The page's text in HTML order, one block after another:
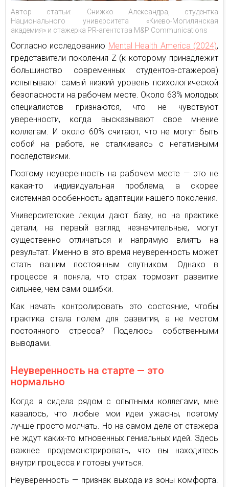
Автор статьи: Снижко Александра, студентка
Национального университета «Киево-Могилянская
академия» и стажерка PR-агентства M&P Communications
Согласно исследованию Mental Health America (2024),
представители поколения Z (к которому принадлежит
большинство современных студентов-стажеров)
испытывают самый низкий уровень психологической
безопасности на рабочем месте. Около 63% молодых
специалистов признаются, что не чувствуют
уверенности, когда высказывают свое мнение
коллегам. И около 60% считают, что не могут быть
собой на работе, не сталкиваясь с негативными
последствиями.
Поэтому неуверенность на рабочем месте — это не
какая-то индивидуальная проблема, а скорее
системная особенность адаптации нашего поколения.
Университетские лекции дают базу, но на практике
детали, на первый взгляд незначительные, могут
существенно отличаться и напрямую влиять на
результат. Именно в это время неуверенность может
стать вашим постоянным спутником. Однако в
процессе я поняла, что страх тормозит развитие
сильнее, чем сами ошибки.
Как начать контролировать это состояние, чтобы
практика стала полем для развития, а не местом
постоянного стресса? Поделюсь собственными
выводами.
Неуверенность на старте — это
нормально
Когда я сидела рядом с опытными коллегами, мне
казалось, что любые мои идеи ужасны, поэтому
лучше просто молчать. Но на самом деле от стажера
не ждут каких-то мгновенных гениальных идей. Здесь
важнее продемонстрировать, что вы находитесь
внутри процесса и готовы учиться.
Неуверенность — признак выхода из зоны комфорта.